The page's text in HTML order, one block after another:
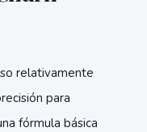
relativamente
para
fórmula básica